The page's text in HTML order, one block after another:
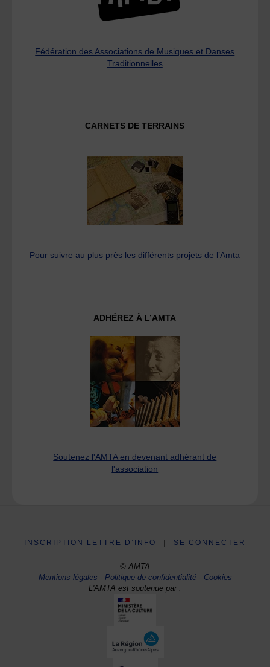
Fédération des Associations de Musiques et Danses
Traditionnelles
CARNETS DE TERRAINS
Pour suivre au plus près les différents projets de l’Amta
ADHÉREZ À L’AMTA
Soutenez l'AMTA en devenant adhérant de
l'association
INSCRIPTION LETTRE D’INFO SE CONNECTER
© AMTA
Mentions légales -Politique de confidentialité- Cookies
L'AMTA est soutenue par :